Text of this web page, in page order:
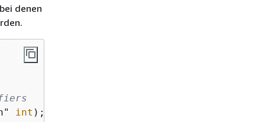
denen
int );